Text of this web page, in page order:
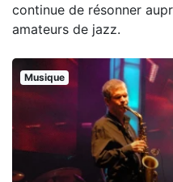
continue de résonner
amateurs de jazz.
Musique